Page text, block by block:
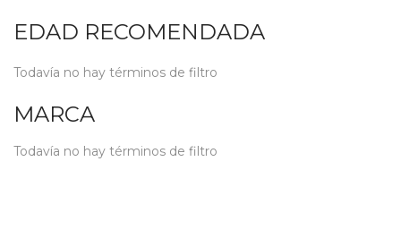
EDAD RECOMENDADA
Todavía no hay términos de filtro
MARCA
Todavía no hay términos de filtro